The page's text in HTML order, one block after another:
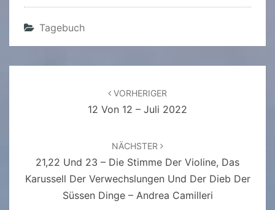
Tagebuch
VORHERIGER
12 Von 12 – Juli 2022
NÄCHSTER
21,22 Und 23 – Die Stimme Der Violine, Das
Karussell Der Verwechslungen Und Der Dieb Der
Süssen Dinge – Andrea Camilleri